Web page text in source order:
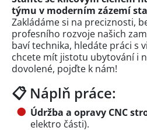
týmu v moderním zázemí
Zakládáme si na preciznosti,
profesního rozvoje našich
baví technika, hledáte práci s
chcete mít jistotu ubytování i
dovolené, pojďte k nám!
📋 Náplň práce:
Údržba a opravy CNC
elektro části).